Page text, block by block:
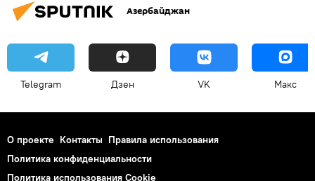
Азербайджан
Telegram Дзен VK Макс
О проекте Контакты Правила использования
Политика конфиденциальности
Политика использования Cookie